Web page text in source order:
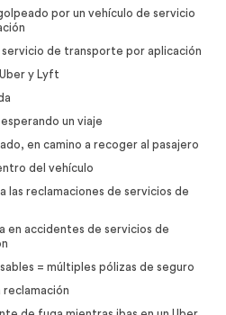
por un vehículo de servicio
de transporte por aplicación
y Lyft
un viaje
en camino a recoger al pasajero
del vehículo
las reclamaciones de servicios de
en accidentes de servicios de
= múltiples pólizas de seguro
reclamación